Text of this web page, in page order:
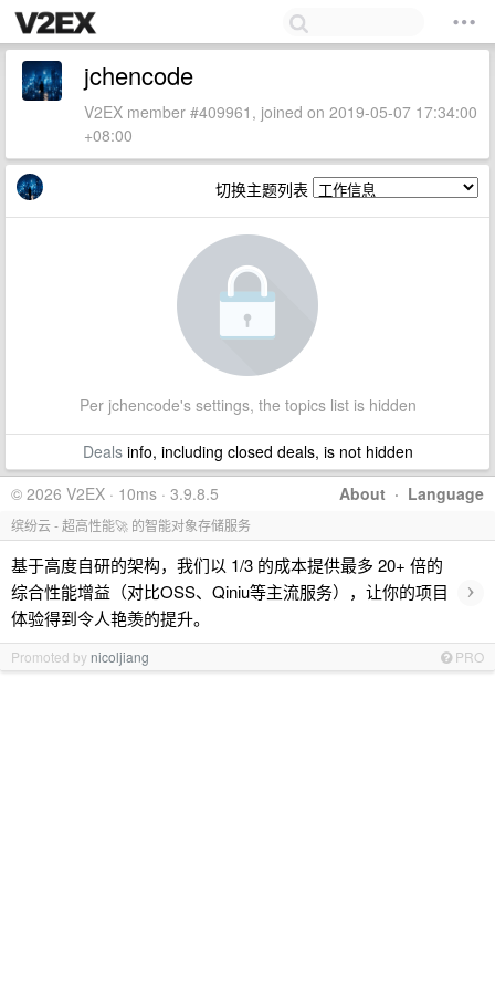
jchencode
V2EX member #409961, joined on 2019-05-07 17:34:00
+08:00
切换主题列表
Per jchencode's settings, the topics list is hidden
Dealsinfo, including closed deals, is not hidden
About · Language
© 2026 V2EX · 10ms · 3.9.8.5
缤纷云 - 超高性能🚀 的智能对象存储服务
基于高度自研的架构，我们以 1/3 的成本提供最多 20+ 倍的
综合性能增益（对比OSS、Qiniu等主流服务），让你的项目
体验得到令人艳羡的提升。
›
Promoted by nicoljiang PRO